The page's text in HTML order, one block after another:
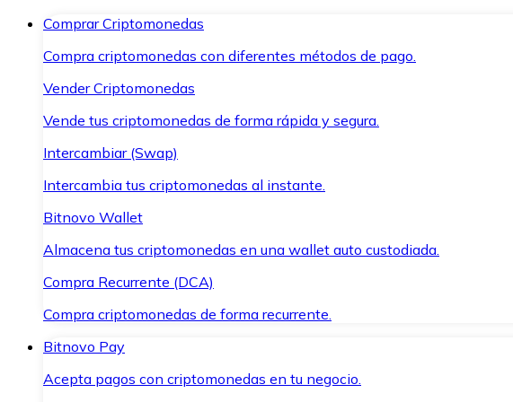
Comprar Criptomonedas
Compra criptomonedas con diferentes métodos de pago.
Vender Criptomonedas
Vende tus criptomonedas de forma rápida y segura.
Intercambiar (Swap)
Intercambia tus criptomonedas al instante.
Bitnovo Wallet
Almacena tus criptomonedas en una wallet auto custodiada.
Compra Recurrente (DCA)
Compra criptomonedas de forma recurrente.
Bitnovo Pay
Acepta pagos con criptomonedas en tu negocio.